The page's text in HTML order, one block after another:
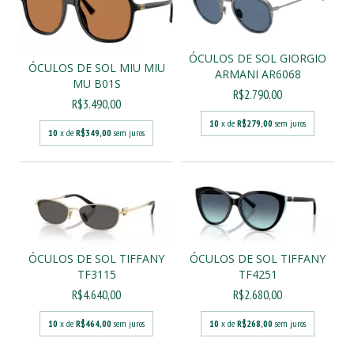
ÓCULOS DE SOL MIU MIU
MU B01S
R$3.490,00
10 x de R$349,00 sem juros
ÓCULOS DE SOL GIORGIO
ARMANI AR6068
R$2.790,00
10 x de R$279,00 sem juros
ÓCULOS DE SOL TIFFANY
TF3115
R$4.640,00
10 x de R$464,00 sem juros
ÓCULOS DE SOL TIFFANY
TF4251
R$2.680,00
10 x de R$268,00 sem juros